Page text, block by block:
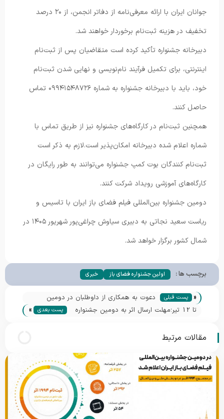
جوانان ایران با ارائه معرفی‌نامه از دفاتر انجمن، از ۲۰ درصد
تخفیف در هزینه ثبت‌نام برخوردار خواهند شد.
دبیرخانه جشنواره تأکید کرده است متقاضیان پس از ثبت‌نام
اینترنتی، برای تکمیل فرآیند نام‌نویسی و نهایی شدن ثبت‌نام
خود، باید با دبیرخانه جشنواره به شماره ۰۹۹۴۱۵۴۸۷۲۶ تماس
حاصل کنند.
همچنین ثبت‌نام در کارگاه‌های جشنواره نیز از طریق تماس با
شماره اعلام شده دبیرخانه امکان‌پذیر است.لازم به ذکر است
ثبت‌نام کنندگان بوت کمپ جشنواره می‌توانند به طور رایگان در
کارگاه‌های آموزشی رویداد شرکت کنند.
دومین جشنواره بین‌المللی فیلم فضای باز ایران با تاسیس و
ریاست سعید نجاتی به دبیری سیاوش چراغی‌پور شهریور ۱۴۰۵ در
شمال کشور برگزار خواهد شد.
برچسب ها : اولین جشنواره فضای باز خبری
« پست قبلی
دعوت به همکاری از داوطلبان در دومین
جشنواره بین‌المللی فیلم فضای باز ایران
تا 12 تیر؛مهلت ارسال اثر به دومین جشنواره
پست بعدی »
مقالات مرتبط